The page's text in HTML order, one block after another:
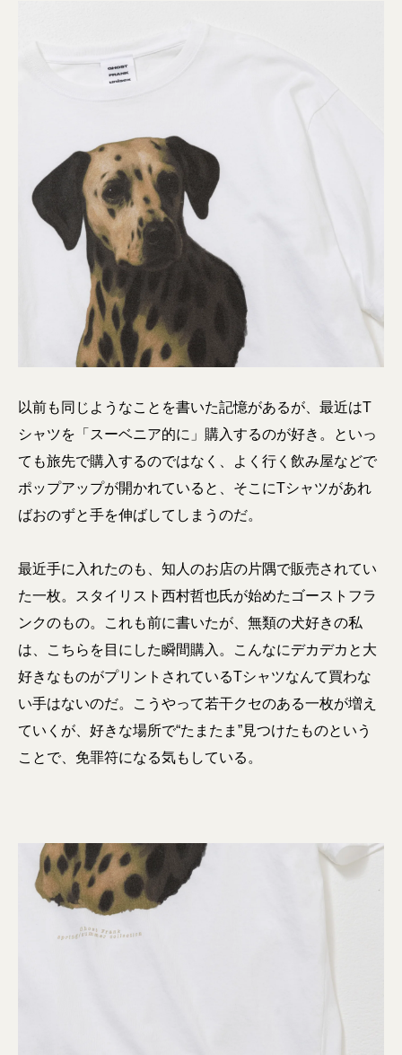
以前も同じようなことを書いた記憶があるが、最近はT
シャツを「スーベニア的に」購入するのが好き。といっ
ても旅先で購入するのではなく、よく行く飲み屋などで
ポップアップが開かれていると、そこにTシャツがあれ
ばおのずと手を伸ばしてしまうのだ。
最近手に入れたのも、知人のお店の片隅で販売されてい
た一枚。スタイリスト西村哲也氏が始めたゴーストフラ
ンクのもの。これも前に書いたが、無類の犬好きの私
は、こちらを目にした瞬間購入。こんなにデカデカと大
好きなものがプリントされているTシャツなんて買わな
い手はないのだ。こうやって若干クセのある一枚が増え
ていくが、好きな場所で“たまたま”見つけたものという
ことで、免罪符になる気もしている。